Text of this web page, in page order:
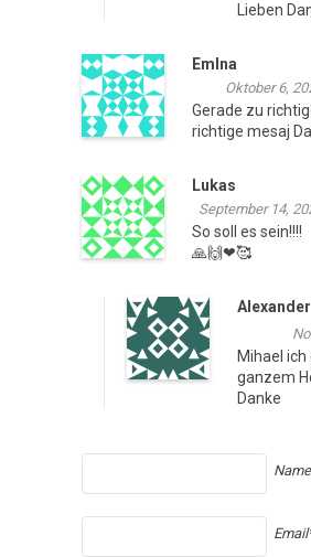
Lieben
Emlna
Oktober 6,
Gerade zu
richtige mesaj
Lukas
September 14,
So soll es sein!!!!
🙏🙌❤🥰
Alexander
Mihael
ganzem
Danke